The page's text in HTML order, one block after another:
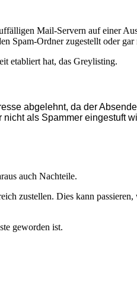
Mail-Servern auf einer
Spam-Ordner zugestellt oder gar
etabliert hat, das Greylisting.
abgelehnt, da der
als Spammer eingestuft
auch Nachteile.
zustellen. Dies kann
geworden ist.